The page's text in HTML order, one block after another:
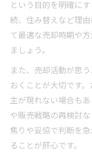
という目的を明確に
続、住み替えなど理
て最適な売却時期や
ましょう。
また、売却活動が思
おくことが大切です
主が現れない場合も
や販売戦略の再検討
焦りや妥協で判断を
ることが肝心です。